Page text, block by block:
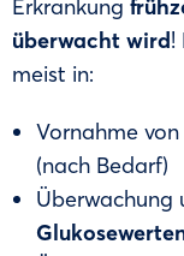
Erkrankung
überwacht wird!
meist in:
Vornahme von
(nach Bedarf)
Überwachung